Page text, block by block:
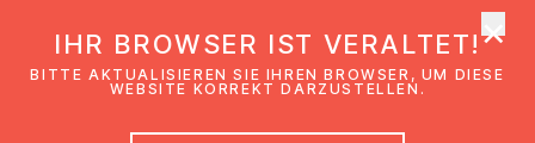
IHR BROWSER IST VERALTET!
BITTE AKTUALISIEREN SIE IHREN BROWSER, UM DIESE
WEBSITE KORREKT DARZUSTELLEN.
×